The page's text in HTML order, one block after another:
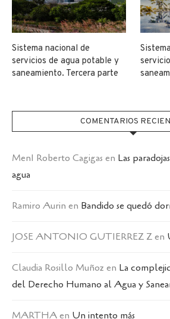
Sistema nacional de
servicios de agua potable y
saneamiento. Tercera parte
COMENTARIOS
MenI Roberto Cagigas en Las
agua
Ramiro Aurin en Bandido se quedó
JOSE ANTONIO GUTIERREZ Zen
Claudia Rosillo Muñoz en La
del Derecho Humano al Agua y
MARTHAen Un intento más